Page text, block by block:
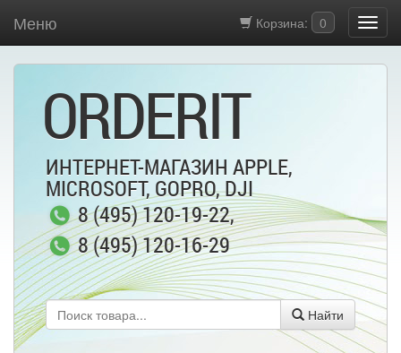
Корзина: 0
Меню
ORDERIT
ИНТЕРНЕТ-МАГАЗИН APPLE,
MICROSOFT, GOPRO, DJI
8 (495) 120-19-22,
8 (495) 120-16-29
Найти